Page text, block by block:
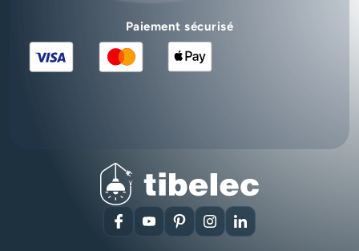
Paiement sécurisé
FacebookYouTubePinterestInstagramLinkedIn